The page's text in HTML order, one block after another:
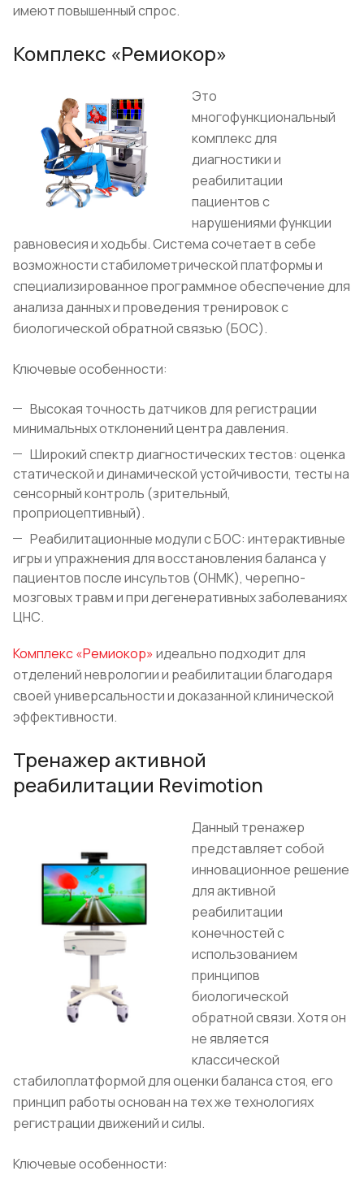
имеют повышенный спрос.
Комплекс «Ремиокор»
Это
многофункциональный
комплекс для
диагностики и
реабилитации
пациентов с
нарушениями функции
равновесия и ходьбы. Система сочетает в себе
возможности стабилометрической платформы и
специализированное программное обеспечение для
анализа данных и проведения тренировок с
биологической обратной связью (БОС).
Ключевые особенности:
Высокая точность датчиков для регистрации
минимальных отклонений центра давления.
Широкий спектр диагностических тестов: оценка
статической и динамической устойчивости, тесты на
сенсорный контроль (зрительный,
проприоцептивный).
Реабилитационные модули с БОС: интерактивные
игры и упражнения для восстановления баланса у
пациентов после инсультов (ОНМК), черепно-
мозговых травм и при дегенеративных заболеваниях
ЦНС.
Комплекс «Ремиокор» идеально подходит для
отделений неврологии и реабилитации благодаря
своей универсальности и доказанной клинической
эффективности.
Тренажер активной
реабилитации Revimotion
Данный тренажер
представляет собой
инновационное решение
для активной
реабилитации
конечностей с
использованием
принципов
биологической
обратной связи. Хотя он
не является
классической
стабилоплатформой для оценки баланса стоя, его
принцип работы основан на тех же технологиях
регистрации движений и силы.
Ключевые особенности: